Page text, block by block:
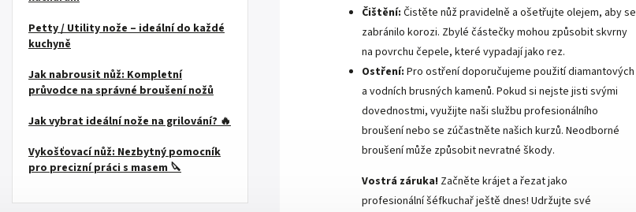
Petty / Utility nože – ideální do každé
kuchyně
Jak nabrousit nůž: Kompletní
průvodce na správné broušení nožů
Jak vybrat ideální nože na grilování? 🔥
Vykošťovací nůž: Nezbytný pomocník
pro precizní práci s masem 🔪
Čištění: Čistěte nůž pravidelně a ošetřujte olejem, aby se
zabránilo korozi. Zbylé částečky mohou způsobit skvrny
na povrchu čepele, které vypadají jako rez.
Ostření: Pro ostření doporučujeme použití diamantových
a vodních brusných kamenů. Pokud si nejste jisti svými
dovednostmi, využijte naši službu profesionálního
broušení nebo se zúčastněte našich kurzů. Neodborné
broušení může způsobit nevratné škody.
Vostrá záruka! Začněte krájet a řezat jako
profesionální šéfkuchař ještě dnes! Udržujte své